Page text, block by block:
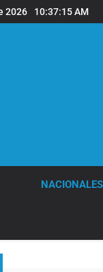
2026 10:37:16 AM
NACIONALES